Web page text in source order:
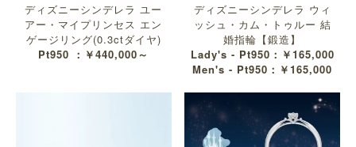
ディズニーシンデレラ ユー
アー・マイプリンセス エン
ゲージリング(0.3ctダイヤ)
Pt950 ：￥440,000～
ディズニーシンデレラ ウィ
ッシュ・カム・トゥルー 結
婚指輪【鍛造】
Lady's - Pt950：￥165,000
Men's - Pt950：￥165,000